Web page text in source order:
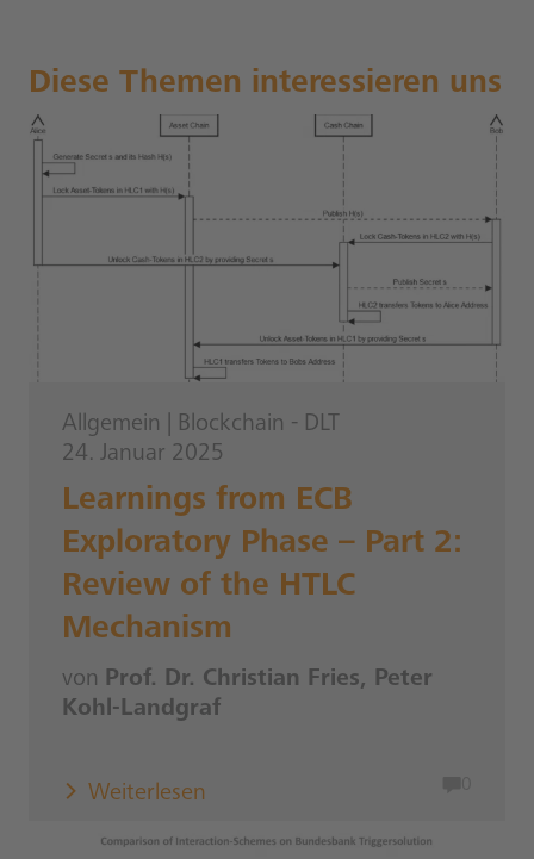
Diese Themen interessieren uns
Allgemein
Blockchain - DLT
24. Januar 2025
Learnings from ECB
Exploratory Phase – Part 2:
Review of the HTLC
Mechanism
von Prof. Dr. Christian Fries, Peter
Kohl-Landgraf
Weiterlesen